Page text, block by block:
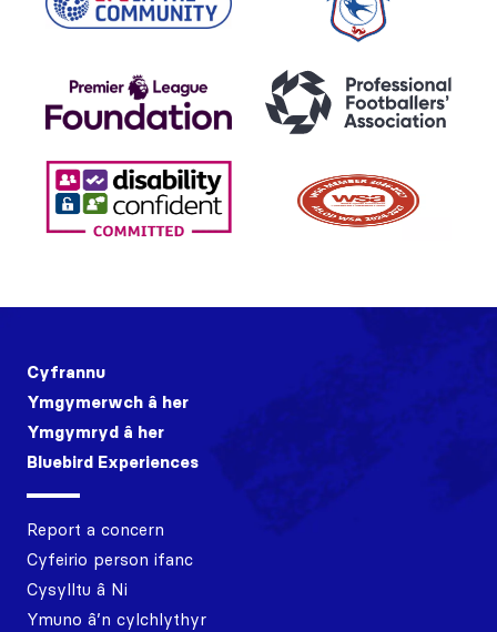
Cyfrannu
Ymgymerwch â her
Ymgymryd â her
Bluebird Experiences
Report a concern
Cyfeirio person ifanc
Cysylltu â Ni
Ymuno â’n cylchlythyr